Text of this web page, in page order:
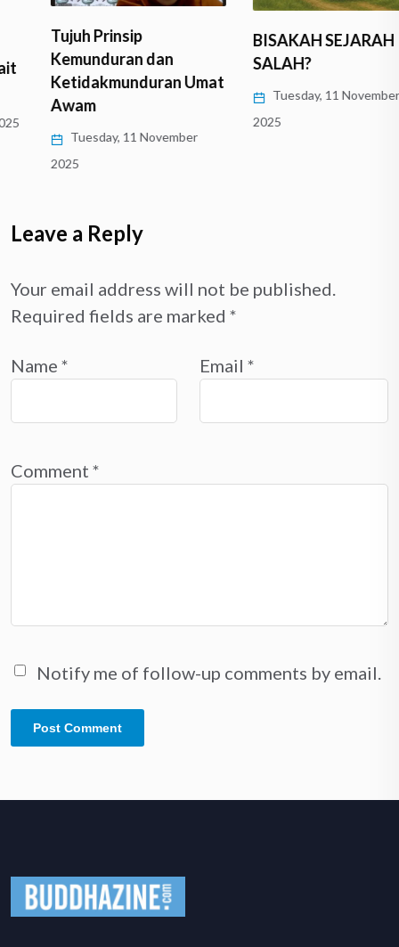
Tujuh Prinsip
Kemunduran dan
Ketidakmunduran Umat
Awam
Tuesday, 11 November
BISAKAH SEJARAH
SALAH?
Tuesday, 11 November
Leave a Reply
Your email address will not be published.
Required fields are marked *
Name * Email *
Comment *
Notify me of follow-up comments by email.